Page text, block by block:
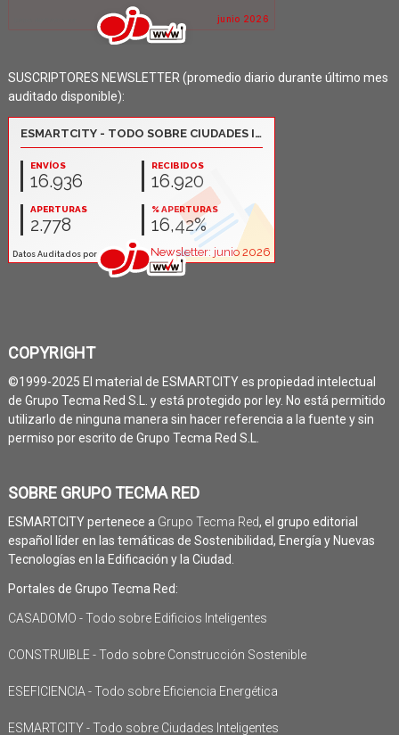
SUSCRIPTORES NEWSLETTER (promedio diario durante último mes
auditado disponible):
COPYRIGHT
©1999-2025 El material de ESMARTCITY es propiedad intelectual
de Grupo Tecma Red S.L. y está protegido por ley. No está permitido
utilizarlo de ninguna manera sin hacer referencia a la fuente y sin
permiso por escrito de Grupo Tecma Red S.L.
SOBRE GRUPO TECMA RED
ESMARTCITY pertenece a Grupo Tecma Red, el grupo editorial
español líder en las temáticas de Sostenibilidad, Energía y Nuevas
Tecnologías en la Edificación y la Ciudad.
Portales de Grupo Tecma Red:
CASADOMO - Todo sobre Edificios Inteligentes
CONSTRUIBLE - Todo sobre Construcción Sostenible
ESEFICIENCIA - Todo sobre Eficiencia Energética
ESMARTCITY - Todo sobre Ciudades Inteligentes